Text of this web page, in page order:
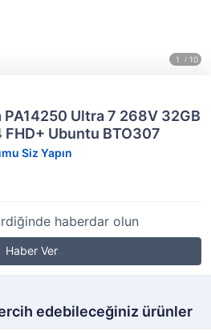
Ultra 7 268V 32GB
FHD+ Ubuntu BTO307
Siz Yapın
haberdar olun
Haber Ver
edebileceğiniz ürünler